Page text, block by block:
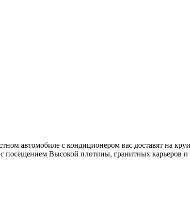
автомобиле с кондиционером вас доставят на
посещением Высокой плотины, гранитных карьеров